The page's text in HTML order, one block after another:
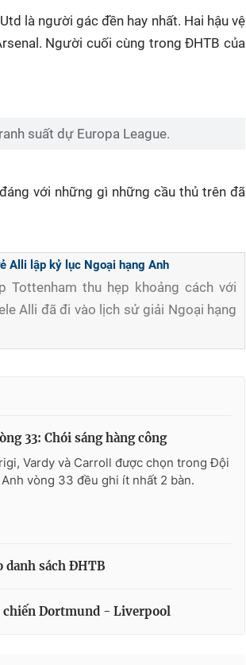
là người gác đền hay nhất. Hai hậu vệ
Người cuối cùng trong ĐHTB của
suất dự Europa League.
với những gì những cầu thủ trên đã
Alli lập kỷ lục Ngoại hạng Anh
Tottenham thu hẹp khoảng cách với
Alli đã đi vào lịch sử giải Ngoại hạng
33: Chói sáng hàng công
Vardy và Carroll được chọn trong Đội
vòng 33 đều ghi ít nhất 2 bàn.
danh sách ĐHTB
chiến Dortmund - Liverpool